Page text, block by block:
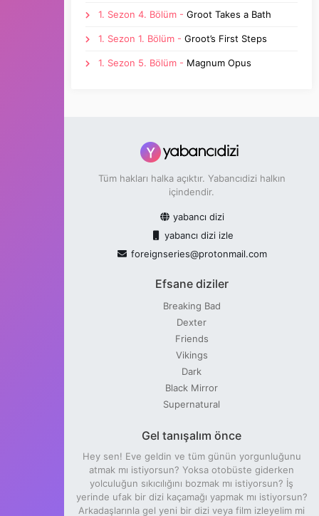
1. Sezon 4. Bölüm - Groot Takes a Bath
1. Sezon 1. Bölüm - Groot’s First Steps
1. Sezon 5. Bölüm - Magnum Opus
Tüm hakları halka açıktır. Yabancıdizi halkın
içindendir.
yabancı dizi
yabancı dizi izle
foreignseries@protonmail.com
Efsane diziler
Breaking Bad
Dexter
Friends
Vikings
Dark
Black Mirror
Supernatural
Gel tanışalım önce
Hey sen! Eve geldin ve tüm günün yorgunluğunu
atmak mı istiyorsun? Yoksa otobüste giderken
yolculuğun sıkıcılığını bozmak mı istiyorsun? İş
yerinde ufak bir dizi kaçamağı yapmak mı istiyorsun?
Arkadaşlarınla gel yeni bir dizi veya film izleyelim mi